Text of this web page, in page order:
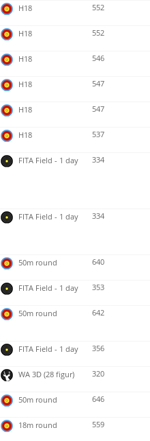
H18 552
H18 552
H18 546
H18 547
H18 547
H18 537
FITA Field - 1 day 334
FITA Field - 1 day 334
50m round 640
FITA Field - 1 day 353
50m round 642
FITA Field - 1 day 356
WA 3D (28 figur) 320
50m round 646
18m round 559